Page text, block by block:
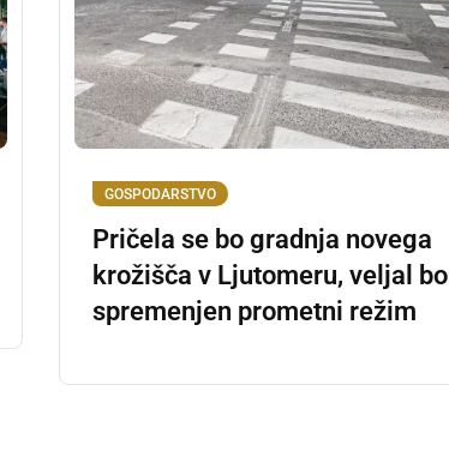
GOSPODARSTVO
Pričela se bo gradnja novega
krožišča v Ljutomeru, veljal bo
spremenjen prometni režim